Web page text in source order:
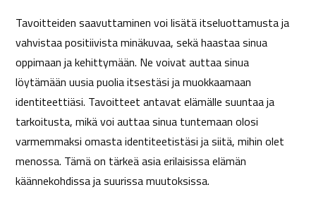
Tavoitteiden saavuttaminen voi lisätä itseluottamusta ja
vahvistaa positiivista minäkuvaa, sekä haastaa sinua
oppimaan ja kehittymään. Ne voivat auttaa sinua
löytämään uusia puolia itsestäsi ja muokkaamaan
identiteettiäsi. Tavoitteet antavat elämälle suuntaa ja
tarkoitusta, mikä voi auttaa sinua tuntemaan olosi
varmemmaksi omasta identiteetistäsi ja siitä, mihin olet
menossa. Tämä on tärkeä asia erilaisissa elämän
käännekohdissa ja suurissa muutoksissa.